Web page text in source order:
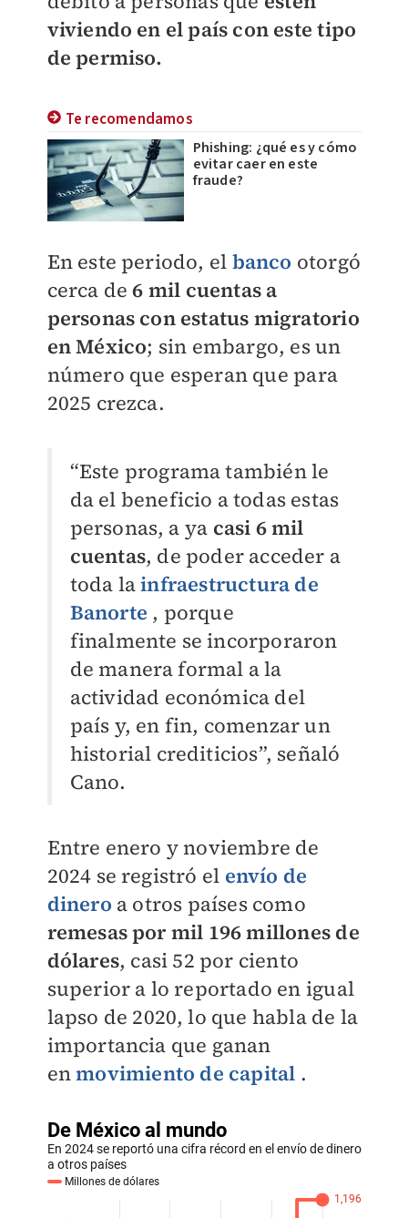
viviendo en el país con este tipo
de permiso.
Te recomendamos
Phishing: ¿qué es y cómo
evitar caer en este
fraude?
En este periodo, el banco otorgó
cerca de 6 mil cuentas a
personas con estatus migratorio
en México; sin embargo, es un
número que esperan que para
2025 crezca.
“Este programa también le
da el beneficio a todas estas
personas, a ya casi 6 mil
cuentas, de poder acceder a
toda lainfraestructura de
Banorte , porque
finalmente se incorporaron
de manera formal a la
actividad económica del
país y, en fin, comenzar un
historial crediticios”, señaló
Cano.
Entre enero y noviembre de
2024 se registró el envío de
dinero a otros países como
remesas por mil 196 millones de
dólares, casi 52 por ciento
superior a lo reportado en igual
lapso de 2020, lo que habla de la
importancia que ganan
enmovimiento de capital .